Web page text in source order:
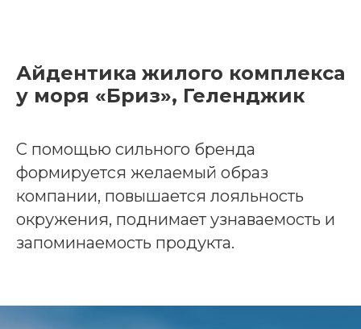
Айдентика жилого комплекса
у моря «Бриз», Геленджик
С помощью сильного бренда
формируется желаемый образ
компании, повышается лояльность
окружения, поднимает узнаваемость и
запоминаемость продукта.